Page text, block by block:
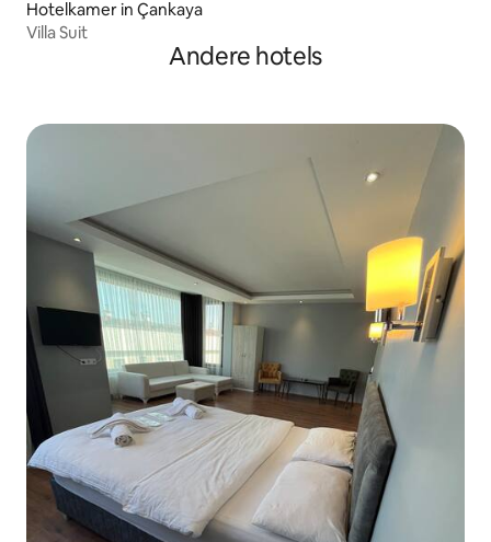
Hotelkamer in Çankaya
Villa Suit
Andere hotels